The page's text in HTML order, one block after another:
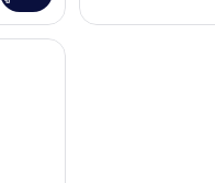
เกี่ยว
สาบบางส่วน | เครื่องนอนระดับพ